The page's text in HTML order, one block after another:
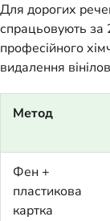
Для дорогих
спрацьовують за
професійного
видалення
Метод
Фен +
пластикова
картка